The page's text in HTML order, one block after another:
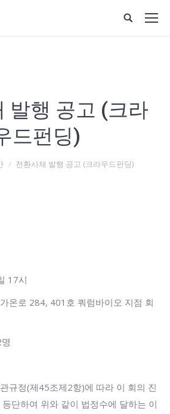
발행 공고 (크라
드펀딩)
전환사채 발행 공고 (크라우드펀딩)
17시
온로 284, 401호 쿼럼바이오 지점 회
규정(제45조제2항)에 따라 이 회의 진
단하여 위와 같이 법정수에 달하는 이